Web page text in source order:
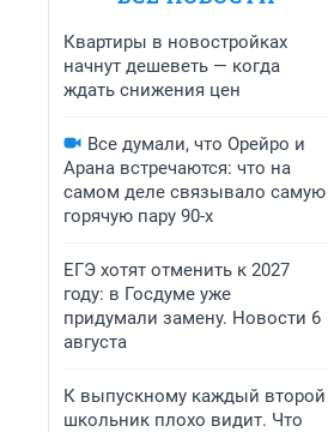
Квартиры в новостройках
начнут дешеветь — когда
ждать снижения цен
Все думали, что Орейро и
Арана встречаются: что на
самом деле связывало самую
горячую пару 90-х
ЕГЭ хотят отменить к 2027
году: в Госдуме уже
придумали замену. Новости 6
августа
К выпускному каждый второй
школьник плохо видит. Что